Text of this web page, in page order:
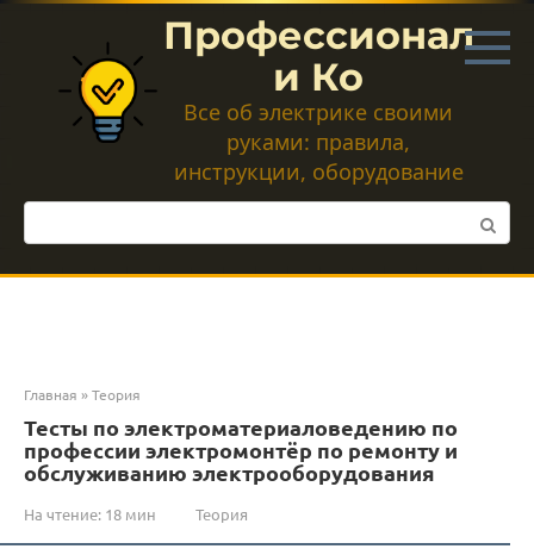
Перейти
контенту
Профессионал
и Ко
Все об электрике своими
руками: правила,
инструкции, оборудование
Поиск:
Главная »Теория
Тесты по электроматериаловедению по
профессии электромонтёр по ремонту и
обслуживанию электрооборудования
На чтение: 18 мин Теория